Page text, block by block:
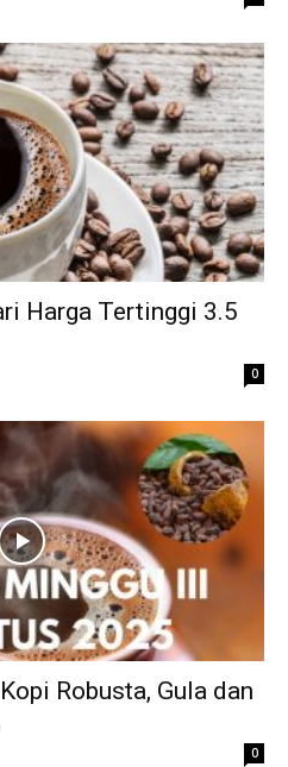
Harga Tertinggi 3.5
0
Robusta, Gula dan
0